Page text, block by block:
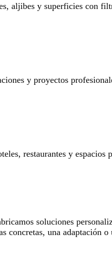
aljibes y superficies con
y proyectos
restaurantes y espacios
soluciones
concretas, una adaptación